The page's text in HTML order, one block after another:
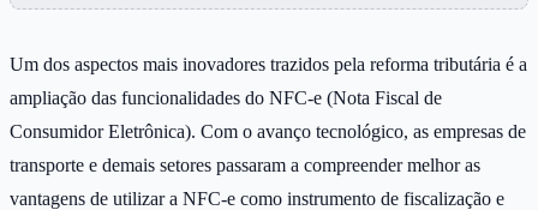
Um dos aspectos mais inovadores trazidos pela reforma tributária é a
ampliação das funcionalidades do NFC-e (Nota Fiscal de
Consumidor Eletrônica). Com o avanço tecnológico, as empresas de
transporte e demais setores passaram a compreender melhor as
vantagens de utilizar a NFC-e como instrumento de fiscalização e